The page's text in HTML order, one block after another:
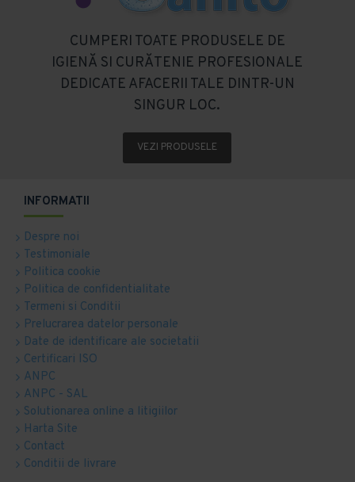
CUMPERI TOATE PRODUSELE DE
IGIENĂ SI CURĂTENIE PROFESIONALE
DEDICATE AFACERII TALE DINTR-UN
SINGUR LOC.
VEZI PRODUSELE
INFORMATII
Despre noi
Testimoniale
Politica cookie
Politica de confidentialitate
Termeni si Conditii
Prelucrarea datelor personale
Date de identificare ale societatii
Certificari ISO
ANPC
ANPC - SAL
Solutionarea online a litigiilor
Harta Site
Contact
Conditii de livrare